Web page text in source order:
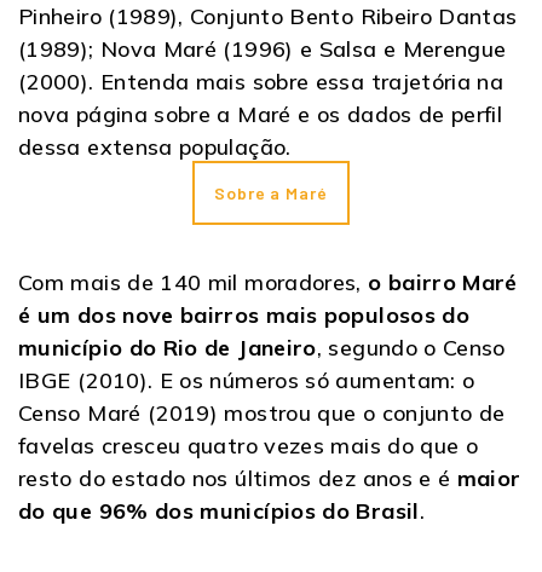
Pinheiro (1989), Conjunto Bento Ribeiro Dantas
(1989); Nova Maré (1996) e Salsa e Merengue
(2000). Entenda mais sobre essa trajetória na
nova página sobre a Maré e os dados de perfil
dessa extensa população.
Sobre a Maré
Com mais de 140 mil moradores, o bairro Maré
é um dos nove bairros mais populosos do
município do Rio de Janeiro, segundo o Censo
IBGE (2010). E os números só aumentam: o
Censo Maré (2019) mostrou que o conjunto de
favelas cresceu quatro vezes mais do que o
resto do estado nos últimos dez anos e é maior
do que 96% dos municípios do Brasil.